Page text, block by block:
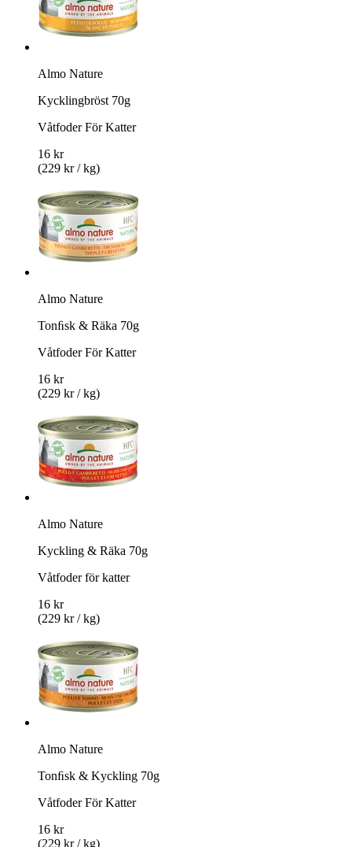
Almo Nature
Kycklingbröst 70g
Våtfoder För Katter
16 kr
(229 kr / kg)
Almo Nature
Tonﬁsk & Räka 70g
Våtfoder För Katter
16 kr
(229 kr / kg)
Almo Nature
Kyckling & Räka 70g
Våtfoder för katter
16 kr
(229 kr / kg)
Almo Nature
Tonﬁsk & Kyckling 70g
Våtfoder För Katter
16 kr
(229 kr / kg)